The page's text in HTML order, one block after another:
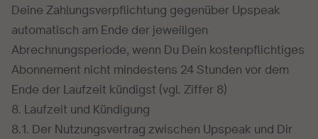
Deine Zahlungsverpflichtung gegenüber Upspeak
automatisch am Ende der jeweiligen
Abrechnungsperiode, wenn Du Dein kostenpflichtiges
Abonnement nicht mindestens 24 Stunden vor dem
Ende der Laufzeit kündigst (vgl. Ziffer 8)
8. Laufzeit und Kündigung
8.1. Der Nutzungsvertrag zwischen Upspeak und Dir